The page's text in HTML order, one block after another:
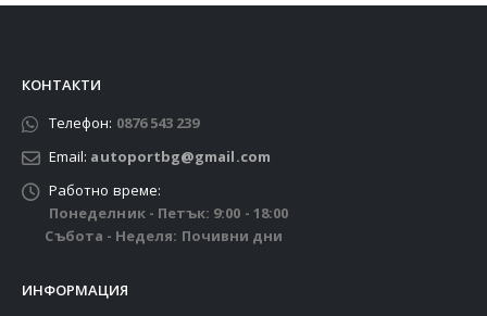
КОНТАКТИ
Телефон: 0876 543 239
Email: autoportbg@gmail.com
Работно време:
Понеделник - Петък: 9:00 - 18:00
Събота - Неделя: Почивни дни
ИНФОРМАЦИЯ